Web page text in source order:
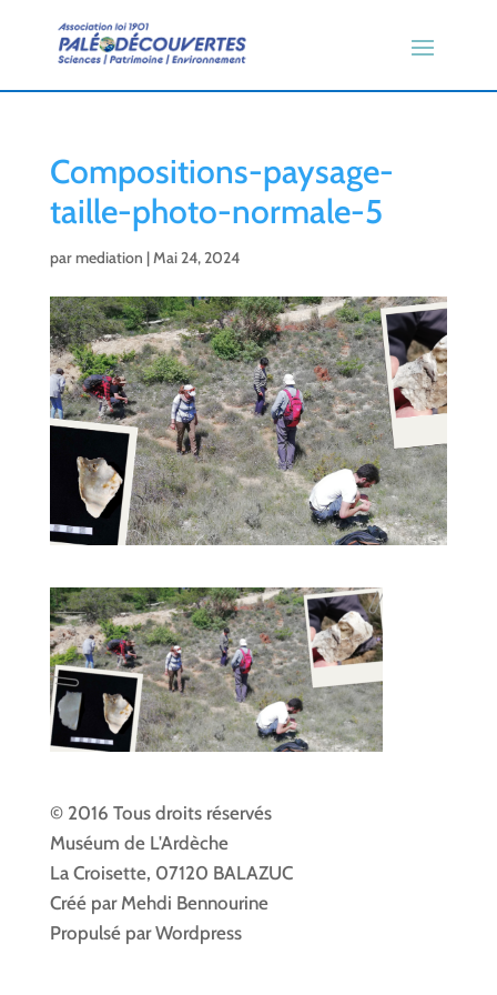
Compositions-paysage-
taille-photo-normale-5
parmediation |Mai 24, 2024
© 2016 Tous droits réservés
Muséum de L'Ardèche
La Croisette, 07120 BALAZUC
Créé par Mehdi Bennourine
Propulsé par Wordpress